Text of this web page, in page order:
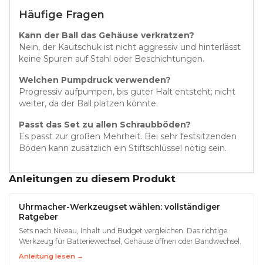
Häufige Fragen
Kann der Ball das Gehäuse verkratzen?
Nein, der Kautschuk ist nicht aggressiv und hinterlässt
keine Spuren auf Stahl oder Beschichtungen.
Welchen Pumpdruck verwenden?
Progressiv aufpumpen, bis guter Halt entsteht; nicht
weiter, da der Ball platzen könnte.
Passt das Set zu allen Schraubböden?
Es passt zur großen Mehrheit. Bei sehr festsitzenden
Böden kann zusätzlich ein Stiftschlüssel nötig sein.
Anleitungen zu diesem Produkt
Uhrmacher-Werkzeugset wählen: vollständiger
Ratgeber
Sets nach Niveau, Inhalt und Budget vergleichen. Das richtige
Werkzeug für Batteriewechsel, Gehäuse öffnen oder Bandwechsel.
Anleitung lesen →